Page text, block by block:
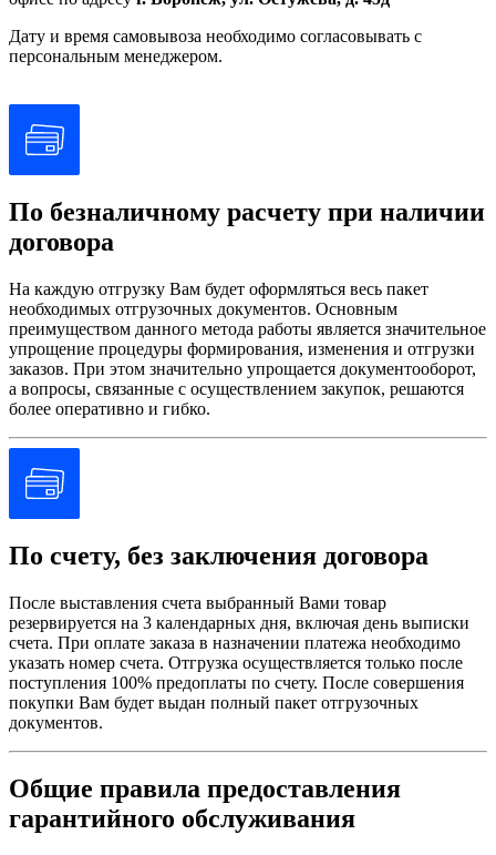
Дату и время самовывоза необходимо согласовывать с
персональным менеджером.
По безналичному расчету при наличии
договора
На каждую отгрузку Вам будет оформляться весь пакет
необходимых отгрузочных документов. Основным
преимуществом данного метода работы является значительное
упрощение процедуры формирования, изменения и отгрузки
заказов. При этом значительно упрощается документооборот,
а вопросы, связанные с осуществлением закупок, решаются
более оперативно и гибко.
По счету, без заключения договора
После выставления счета выбранный Вами товар
резервируется на 3 календарных дня, включая день выписки
счета. При оплате заказа в назначении платежа необходимо
указать номер счета. Отгрузка осуществляется только после
поступления 100% предоплаты по счету. После совершения
покупки Вам будет выдан полный пакет отгрузочных
документов.
Общие правила предоставления
гарантийного обслуживания